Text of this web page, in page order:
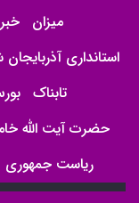
میزان
استانداری
تابناک
حضرت آیت الله
ریاست جمهوری